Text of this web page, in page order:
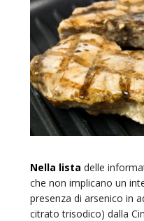
Nella lista delle
che non implicano un
presenza di arsenico in
citrato trisodico) dalla